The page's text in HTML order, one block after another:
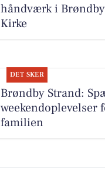
håndværk i
Kirke
DET SKER
Brøndby Strand:
weekendoplevelser
familien